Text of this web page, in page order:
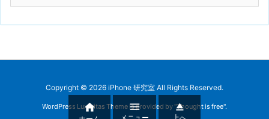
Copyright © 2026 iPhone 研究室 All Rights Reserved.
WordPress Luxeritas Theme is provided by "Thought is free".
 
メニュー

上へ